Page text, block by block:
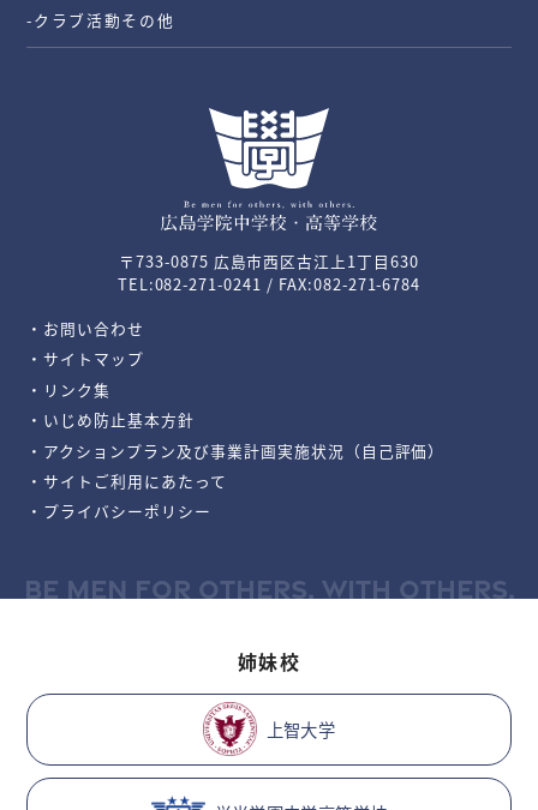
〒733-0875 広島市西区古江上1丁目630
TEL:082-271-0241 / FAX:082-271-6784
・お問い合わせ
・サイトマップ
・リンク集
・いじめ防止基本方針
・アクションプラン及び事業計画実施状況（自己評価）
・サイトご利用にあたって
・プライバシーポリシー
-クラブ活動その他
BE MEN FOR OTHERS, WITH OTHERS.
姉妹校
上智大学